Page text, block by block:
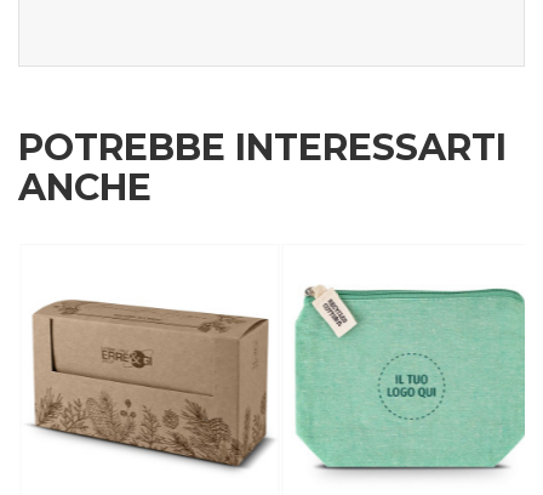
POTREBBE INTERESSARTI
ANCHE